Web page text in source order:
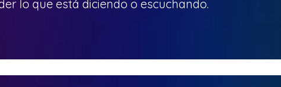
lo que está diciendo o escuchando.